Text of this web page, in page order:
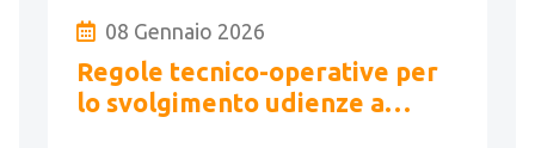
08 Gennaio 2026
Regole tecnico-operative per
lo svolgimento udienze a